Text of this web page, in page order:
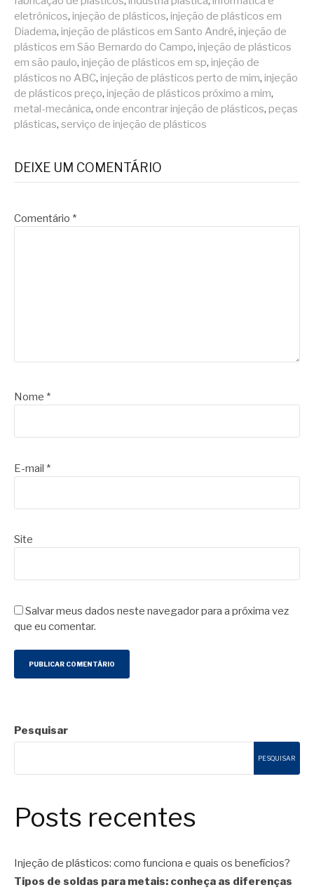
eletrônicos, injeção de plásticos, injeção de plásticos em
Diadema, injeção de plásticos em Santo André, injeção de
plásticos em São Bernardo do Campo, injeção de plásticos
em são paulo, injeção de plásticos em sp, injeção de
plásticos no ABC, injeção de plásticos perto de mim, injeção
de plásticos preço, injeção de plásticos próximo a mim,
metal-mecânica, onde encontrar injeção de plásticos, peças
plásticas, serviço de injeção de plásticos
DEIXE UM COMENTÁRIO
Comentário *
Nome *
E-mail *
Site
Salvar meus dados neste navegador para a próxima vez
que eu comentar.
Pesquisar
PESQUISAR
Posts recentes
Injeção de plásticos: como funciona e quais os benefícios?
Tipos de soldas para metais: conheça as diferenças